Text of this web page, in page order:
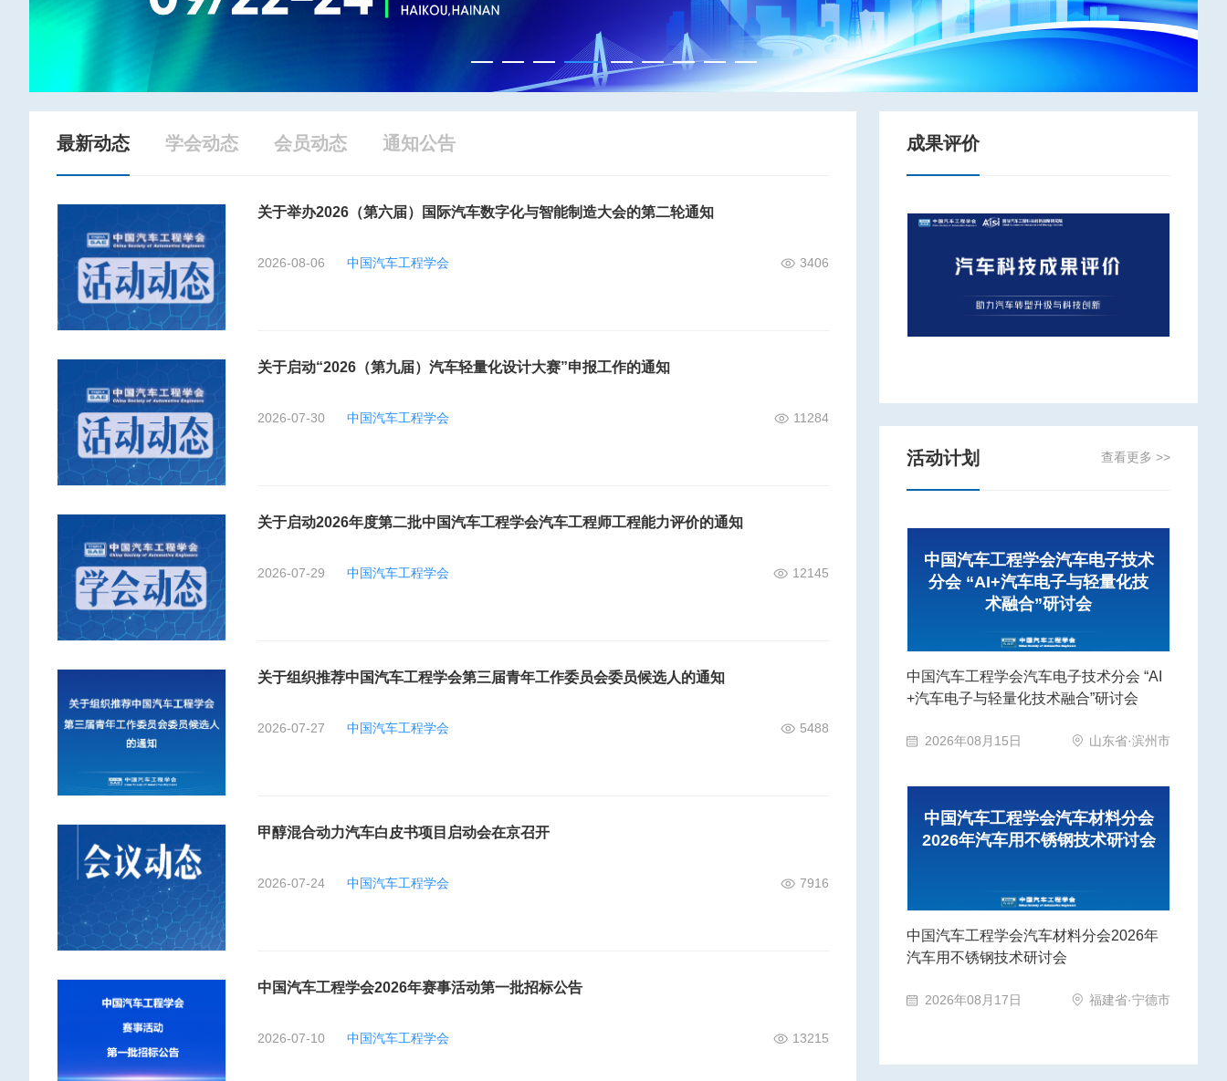
最新动态 学会动态 会员动态 通知公告
关于举办2026（第六届）国际汽车数字化与智能制造大会的第二轮通知
2026-08-06 中国汽车工程学会 3406
关于启动“2026（第九届）汽车轻量化设计大赛”申报工作的通知
2026-07-30 中国汽车工程学会 11284
关于启动2026年度第二批中国汽车工程学会汽车工程师工程能力评价的通知
2026-07-29 中国汽车工程学会 12145
关于组织推荐中国汽车工程学会第三届青年工作委员会委员候选人的通知
2026-07-27 中国汽车工程学会 5488
甲醇混合动力汽车白皮书项目启动会在京召开
2026-07-24 中国汽车工程学会 7916
中国汽车工程学会2026年赛事活动第一批招标公告
2026-07-10 中国汽车工程学会 13215
成果评价
活动计划 查看更多 >>
中国汽车工程学会汽车电子技术
分会 “AI+汽车电子与轻量化技
术融合”研讨会
中国汽车工程学会汽车电子技术分会 “AI
+汽车电子与轻量化技术融合”研讨会
2026年08月15日 山东省·滨州市
中国汽车工程学会汽车材料分会
2026年汽车用不锈钢技术研讨会
中国汽车工程学会汽车材料分会2026年
汽车用不锈钢技术研讨会
2026年08月17日 福建省·宁德市